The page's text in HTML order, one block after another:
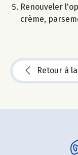
Renouveler
crème,
Retour à